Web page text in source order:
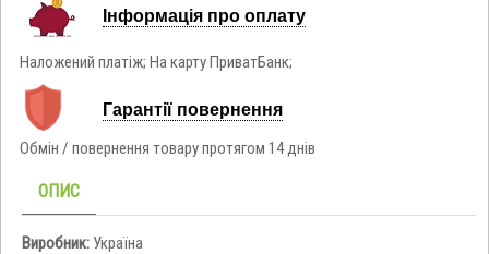
Інформація про оплату
Наложений платіж; На карту ПриватБанк;
Гарантії повернення
Обмін / повернення товару протягом 14 днів
ОПИС
Виробник: Україна